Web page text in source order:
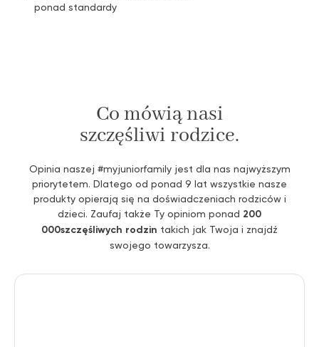
ponad standardy
Co mówią nasi
szczęśliwi rodzice.
Opinia naszej #myjuniorfamily jest dla nas najwyższym
priorytetem. Dlatego od ponad 9 lat wszystkie nasze
produkty opierają się na doświadczeniach rodziców i
dzieci. Zaufaj także Ty opiniom ponad 200
000szczęśliwych rodzin takich jak Twoja i znajdź
swojego towarzysza.